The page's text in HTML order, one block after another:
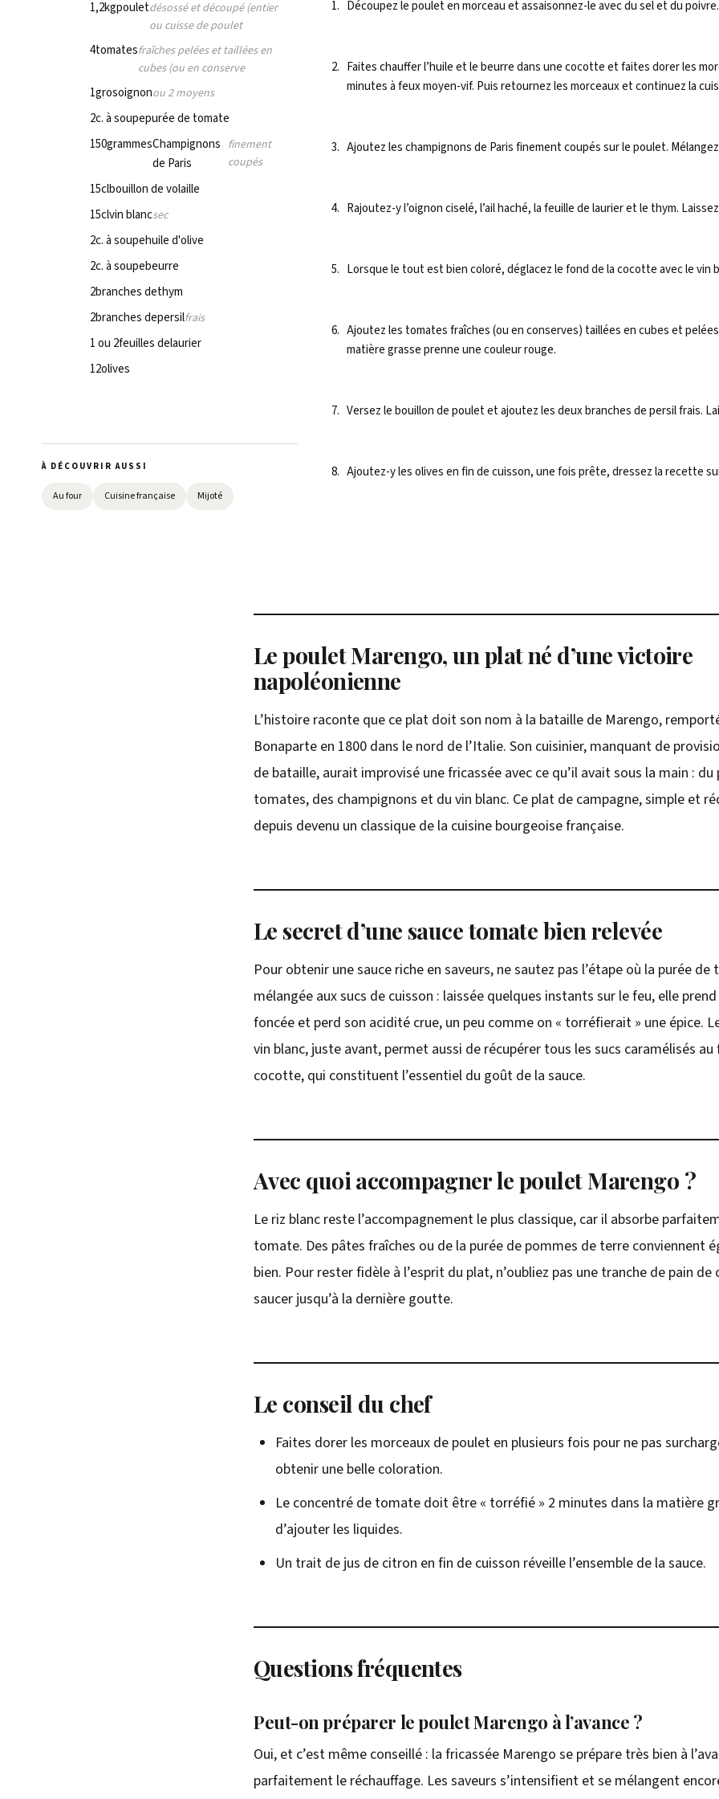
1,2kgpouletdésossé et découpé (entier
ou cuisse de poulet
4tomatesfraîches pelées et taillées en
cubes (ou en conserve
1grosoignonou 2 moyens
2c. à soupepurée de tomate
150grammesChampignons
de Paris
finement
coupés
15clbouillon de volaille
15clvin blancsec
2c. à soupehuile d'olive
2c. à soupebeurre
2branches dethym
2branches depersilfrais
1 ou 2feuilles delaurier
12olives
À DÉCOUVRIR AUSSI
Au four Cuisine française Mijoté
Découpez le poulet en morceau et assaisonnez-le avec du sel et du poivre.
Faites chauffer l’huile et le beurre dans une cocotte et faites dorer les
minutes à feux moyen-vif. Puis retournez les morceaux et continuez la
Ajoutez les champignons de Paris finement coupés sur le poulet.
Rajoutez-y l’oignon ciselé, l’ail haché, la feuille de laurier et le thym.
Lorsque le tout est bien coloré, déglacez le fond de la cocotte avec le vin
Ajoutez les tomates fraîches (ou en conserves) taillées en cubes et
matière grasse prenne une couleur rouge.
Versez le bouillon de poulet et ajoutez les deux branches de persil frais.
Ajoutez-y les olives en fin de cuisson, une fois prête, dressez la recette
Le poulet Marengo, un plat né d’une victoire
napoléonienne
L’histoire raconte que ce plat doit son nom à la bataille de Marengo,
Bonaparte en 1800 dans le nord de l’Italie. Son cuisinier, manquant de
de bataille, aurait improvisé une fricassée avec ce qu’il avait sous la main :
tomates, des champignons et du vin blanc. Ce plat de campagne, simple et
depuis devenu un classique de la cuisine bourgeoise française.
Le secret d’une sauce tomate bien relevée
Pour obtenir une sauce riche en saveurs, ne sautez pas l’étape où la purée
mélangée aux sucs de cuisson : laissée quelques instants sur le feu, elle
foncée et perd son acidité crue, un peu comme on « torréfierait » une épice.
vin blanc, juste avant, permet aussi de récupérer tous les sucs caramélisés
cocotte, qui constituent l’essentiel du goût de la sauce.
Avec quoi accompagner le poulet Marengo ?
Le riz blanc reste l’accompagnement le plus classique, car il absorbe
tomate. Des pâtes fraîches ou de la purée de pommes de terre conviennent
bien. Pour rester fidèle à l’esprit du plat, n’oubliez pas une tranche de pain de
saucer jusqu’à la dernière goutte.
Le conseil du chef
Faites dorer les morceaux de poulet en plusieurs fois pour ne pas
obtenir une belle coloration.
Le concentré de tomate doit être « torréfié » 2 minutes dans la matière
d’ajouter les liquides.
Un trait de jus de citron en fin de cuisson réveille l’ensemble de la sauce.
Questions fréquentes
Peut-on préparer le poulet Marengo à l’avance ?
Oui, et c’est même conseillé : la fricassée Marengo se prépare très bien à
parfaitement le réchauffage. Les saveurs s’intensifient et se mélangent